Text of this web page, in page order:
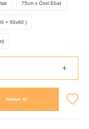
75cm x Özel Ebat
+ 50x60 )
Hemen Al